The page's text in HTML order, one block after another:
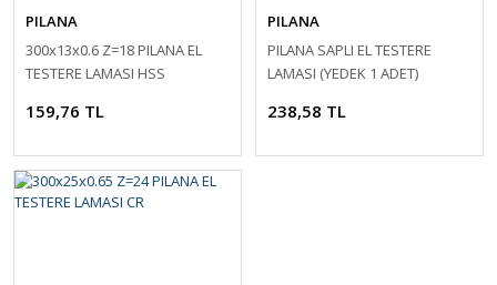
PILANA
300x13x0.6 Z=18 PILANA EL
TESTERE LAMASI HSS
159,76 TL
PILANA
PILANA SAPLI EL TESTERE
LAMASI (YEDEK 1 ADET)
238,58 TL